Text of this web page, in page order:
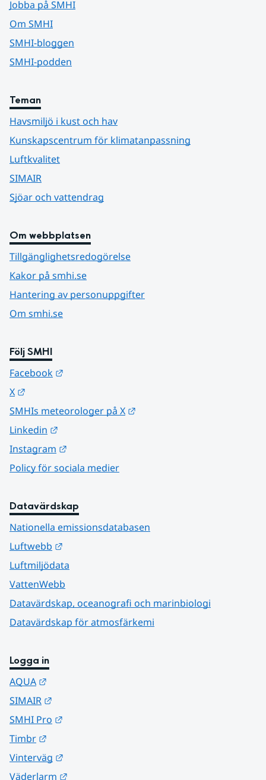
Jobba på SMHI
Om SMHI
SMHI-bloggen
SMHI-podden
Teman
Havsmiljö i kust och hav
Kunskapscentrum för klimatanpassning
Luftkvalitet
SIMAIR
Sjöar och vattendrag
Om webbplatsen
Tillgänglighetsredogörelse
Kakor på smhi.se
Hantering av personuppgifter
Om smhi.se
Följ SMHI
Facebook
X
SMHIs meteorologer på X
Linkedin
Instagram
Policy för sociala medier
Datavärdskap
Nationella emissionsdatabasen
Luftwebb
Luftmiljödata
VattenWebb
Datavärdskap, oceanografi och marinbiologi
Datavärdskap för atmosfärkemi
Logga in
AQUA
SIMAIR
SMHI Pro
Timbr
Vinterväg
Väderlarm